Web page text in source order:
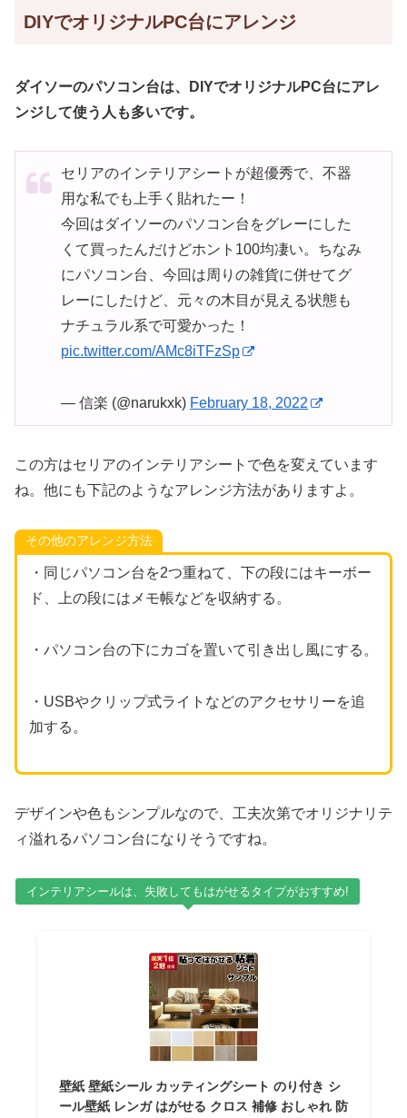
DIYでオリジナルPC台にアレンジ
ダイソーのパソコン台は、DIYでオリジナルPC台にアレ
ンジして使う人も多いです。
セリアのインテリアシートが超優秀で、不器
用な私でも上手く貼れたー！
今回はダイソーのパソコン台をグレーにした
くて買ったんだけどホント100均凄い。ちなみ
にパソコン台、今回は周りの雑貨に併せてグ
レーにしたけど、元々の木目が見える状態も
ナチュラル系で可愛かった！
pic.twitter.com/AMc8iTFzSp
— 信楽 (@narukxk) February 18, 2022
この方はセリアのインテリアシートで色を変えています
ね。他にも下記のようなアレンジ方法がありますよ。
その他のアレンジ方法
・同じパソコン台を2つ重ねて、下の段にはキーボー
ド、上の段にはメモ帳などを収納する。
・パソコン台の下にカゴを置いて引き出し風にする。
・USBやクリップ式ライトなどのアクセサリーを追
加する。
デザインや色もシンプルなので、工夫次第でオリジナリテ
ィ溢れるパソコン台になりそうですね。
インテリアシールは、失敗してもはがせるタイプがおすすめ!
壁紙 壁紙シール カッティングシート のり付き シ
ール壁紙 レンガ はがせる クロス 補修 おしゃれ 防